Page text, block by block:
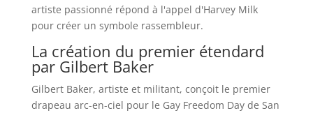
artiste passionné répond à l'appel d'Harvey Milk
pour créer un symbole rassembleur.
La création du premier étendard
par Gilbert Baker
Gilbert Baker, artiste et militant, conçoit le premier
drapeau arc-en-ciel pour le Gay Freedom Day de San